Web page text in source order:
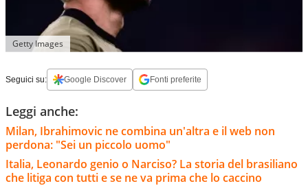
Getty Images
Seguici su: Google Discover Fonti preferite
Leggi anche:
Milan, Ibrahimovic ne combina un'altra e il web non
perdona: "Sei un piccolo uomo"
Italia, Leonardo genio o Narciso? La storia del brasiliano
che litiga con tutti e se ne va prima che lo caccino